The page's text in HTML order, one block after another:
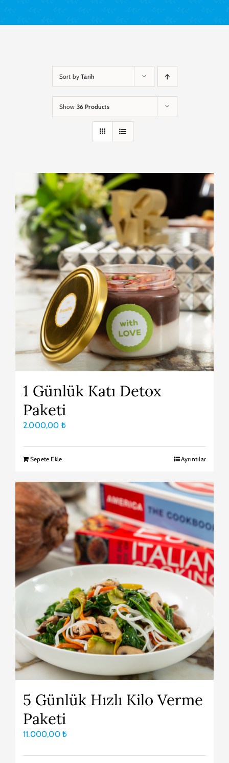
Sort byTarih
Show 36 Products
1 Günlük Katı Detox
Paketi
2.000,00 ₺
Sepete Ekle Ayrıntılar
5 Günlük Hızlı Kilo Verme
Paketi
11.000,00 ₺